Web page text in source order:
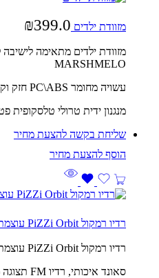
מזוודת ילדים ₪399.0
מזוודת ילדים מתאימה
MARSHMELO
עשויה מחומר PC\ABS חזק וקל משקל
מנגנון ידית טרולי טלסקופית
שליחת בקשה להצעת מחיר
רדיו רמקול PiZZi Orbit עוצמתי
רדיו רמקול PiZZi Orbit עוצמתי 10W סאונד 360 היקפי
סאונד איכותי, רדיו FM תצוגה מרהיבה